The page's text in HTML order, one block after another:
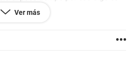
y hace como 5 dias sentia mis
endormecidos, sera sugestión
Ver más